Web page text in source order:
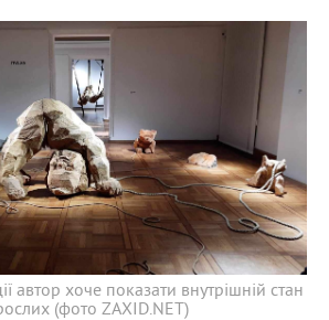
автор хоче показати внутрішній стан
(фото ZAXID.NET)